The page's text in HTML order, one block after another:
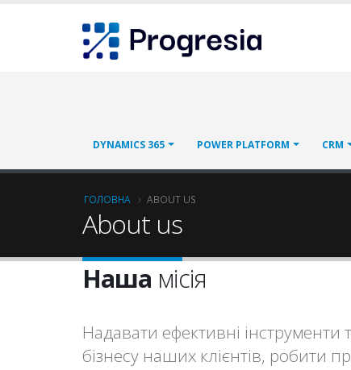
Main
navigation
DYNAMICS 365 POWER PLATFORM CRM
Рядок
навіґації
ГОЛОВНА ABOUT US
About us
Наша місія
Надавати ефективні інструменти
бізнесу наших клієнтів, робити